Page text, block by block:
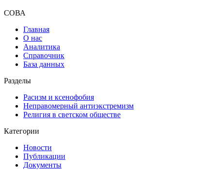
СОВА
Главная
О нас
Аналитика
Справочник
База данных
Разделы
Расизм и ксенофобия
Неправомерный антиэкстремизм
Религия в светском обществе
Категории
Новости
Публикации
Документы